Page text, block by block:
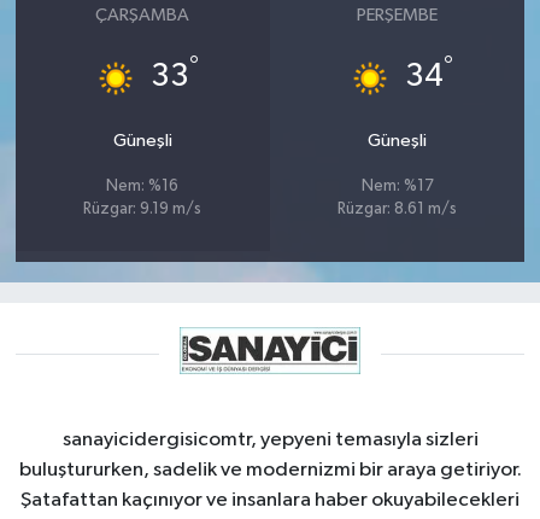
ÇARŞAMBA
33°
Güneşli
Nem: %16
Rüzgar: 9.19 m/s
PERŞEMBE
34°
Güneşli
Nem: %17
Rüzgar: 8.61 m/s
sanayicidergisicomtr, yepyeni temasıyla sizleri
buluştururken, sadelik ve modernizmi bir araya getiriyor.
Şatafattan kaçınıyor ve insanlara haber okuyabilecekleri